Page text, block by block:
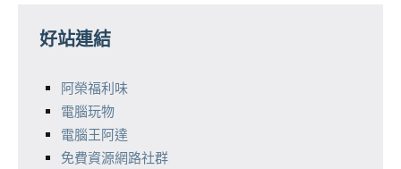
好站連結
阿榮福利味
電腦玩物
電腦王阿達
免費資源網路社群